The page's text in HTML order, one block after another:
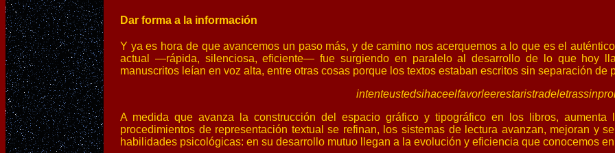
Dar forma a la información
Y ya es hora de que avancemos un paso más, y de camino nos acerquemos a lo que es el
actual —rápida, silenciosa, eficiente— fue surgiendo en paralelo al desarrollo de lo que hoy
manuscritos leían en voz alta, entre otras cosas porque los textos estaban escritos sin separación de
A medida que avanza la construcción del espacio gráfico y tipográfico en los libros, aumenta
procedimientos de representación textual se refinan, los sistemas de lectura avanzan, mejoran y
habilidades psicológicas: en su desarrollo mutuo llegan a la evolución y eficiencia que conocemos